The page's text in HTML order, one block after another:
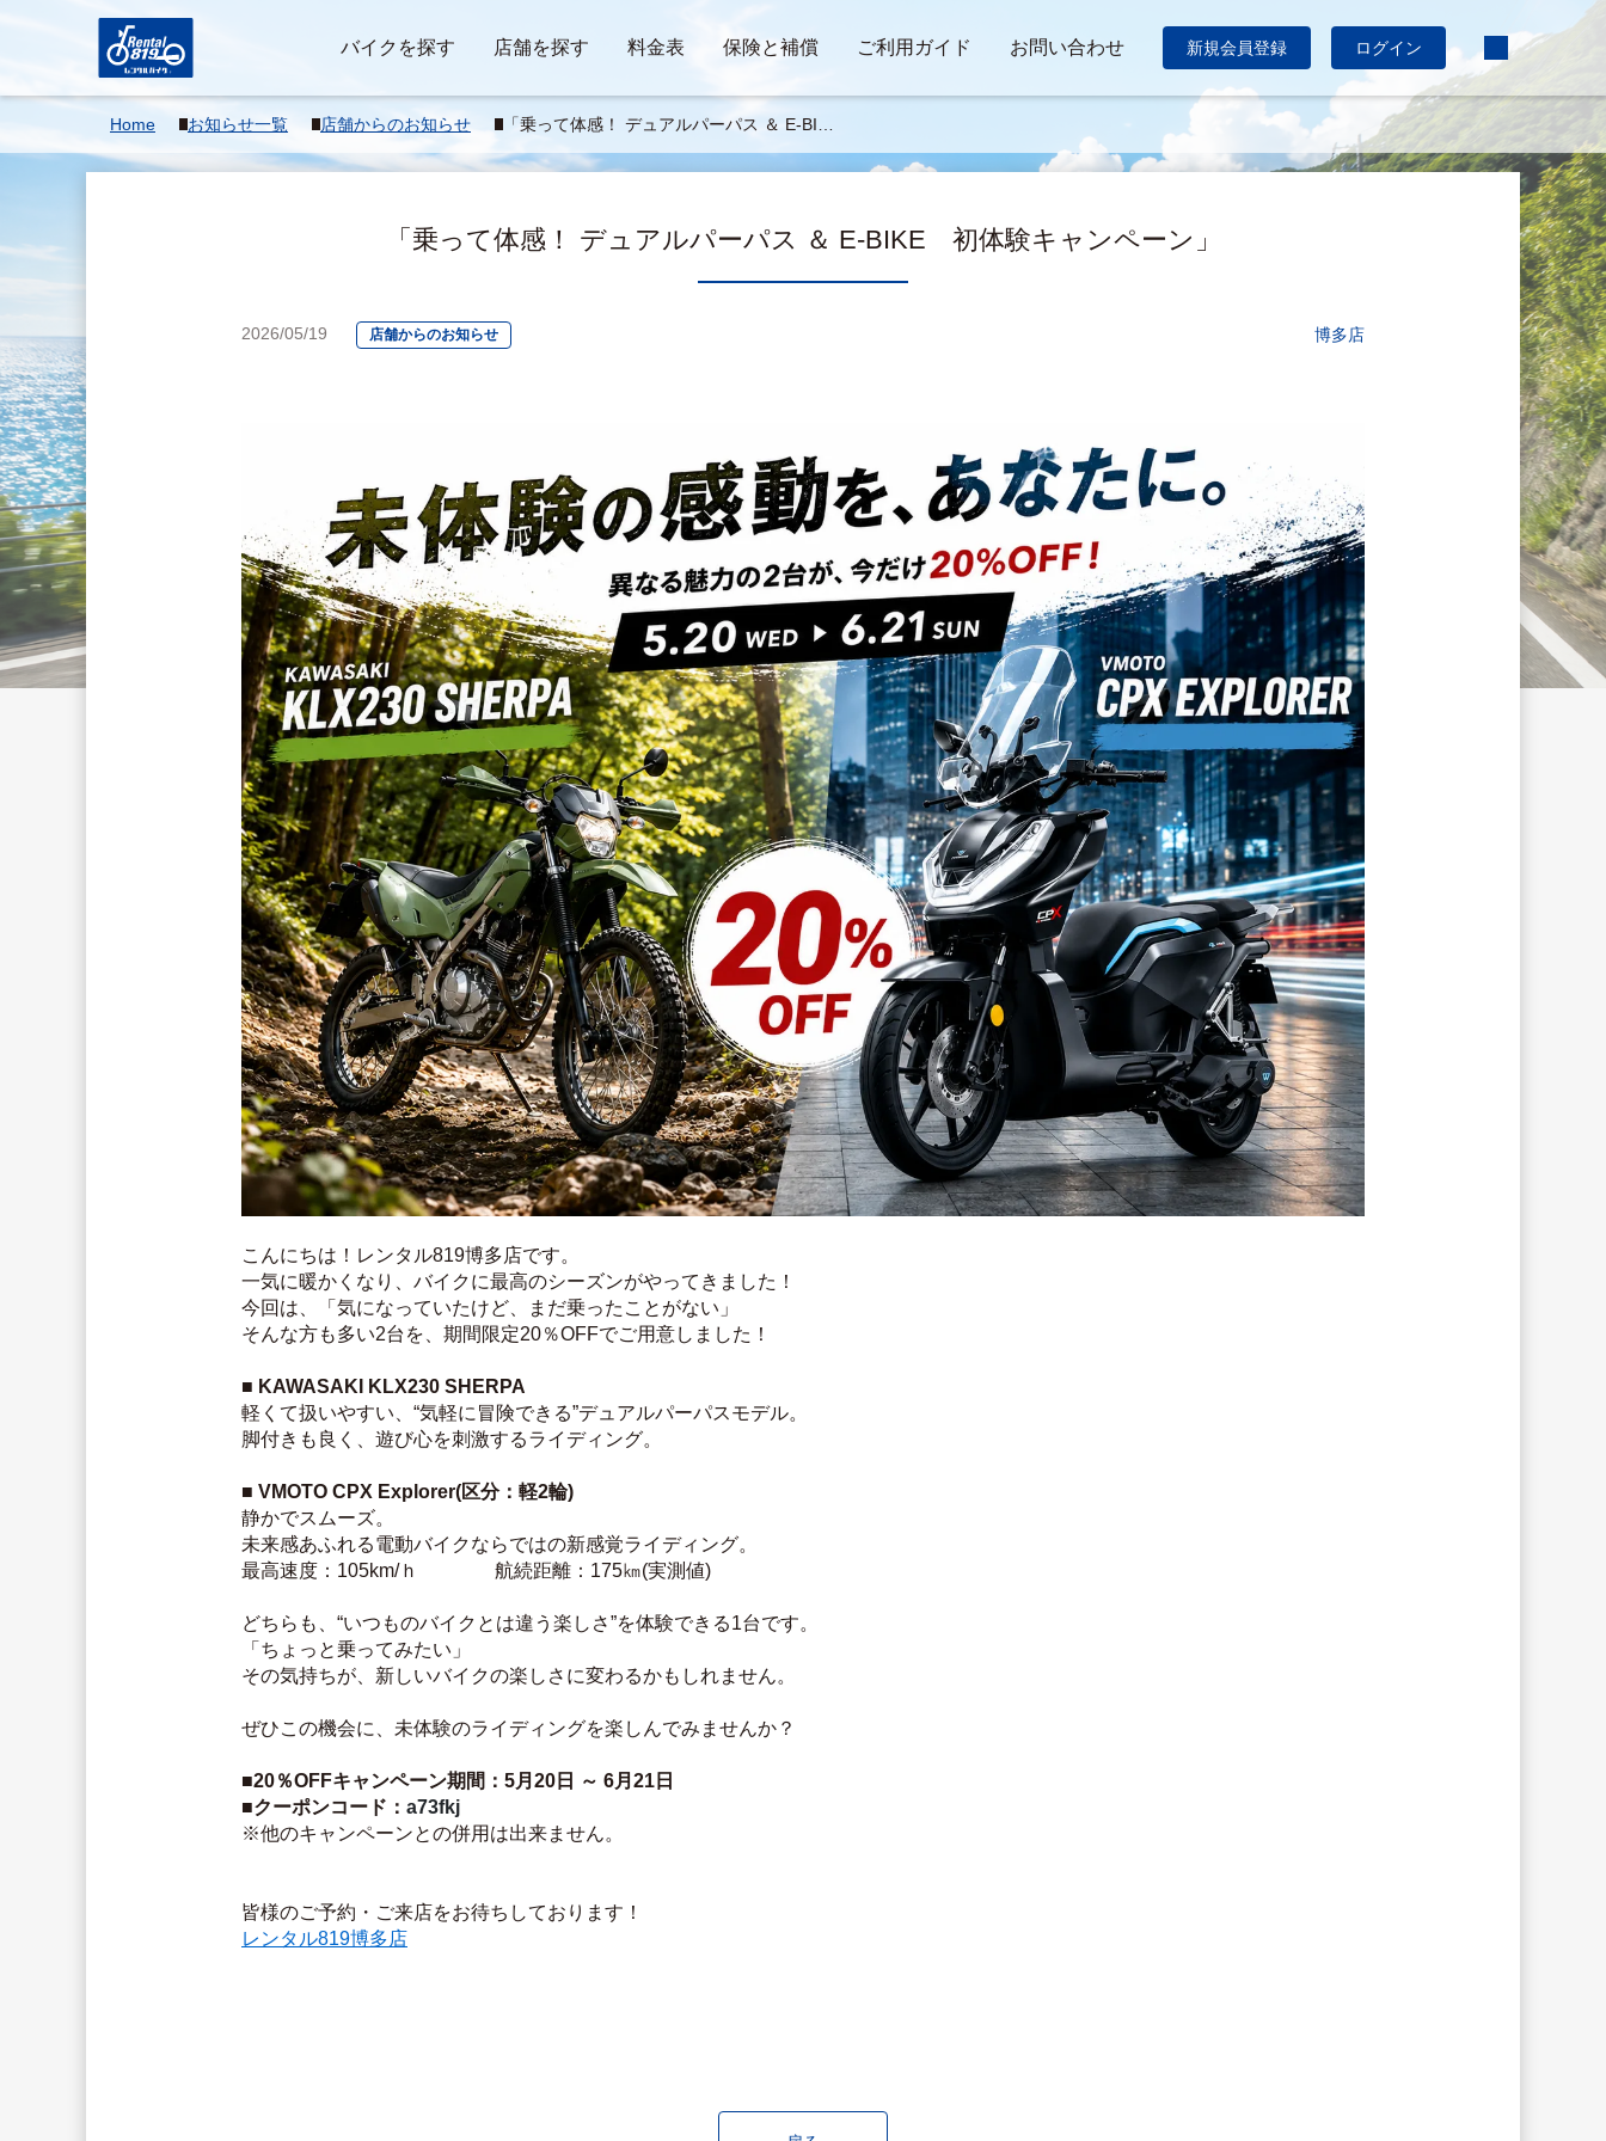
バイクを探す 店舗を探す 料金表 保険と補償 ご利用ガイド お問い合わせ 新規会員登録 ログイン
Home お知らせ一覧 店舗からのお知らせ
「乗って体感！ デュアルパーパス ＆ E-BIK
E 初体験キャンペーン」
「乗って体感！ デュアルパーパス ＆ E-BIKE 初体験キャンペーン」
2026/05/19 店舗からのお知らせ 博多店
こんにちは！レンタル819博多店です。
一気に暖かくなり、バイクに最高のシーズンがやってきました！
今回は、「気になっていたけど、まだ乗ったことがない」
そんな方も多い2台を、期間限定20％OFFでご用意しました！
■ KAWASAKI KLX230 SHERPA
軽くて扱いやすい、“気軽に冒険できる”デュアルパーパスモデル。
脚付きも良く、遊び心を刺激するライディング。
■ VMOTO CPX Explorer(区分：軽2輪)
静かでスムーズ。
未来感あふれる電動バイクならではの新感覚ライディング。
最高速度：105km/ｈ　　　　航続距離：175㎞(実測値)
どちらも、“いつものバイクとは違う楽しさ”を体験できる1台です。
「ちょっと乗ってみたい」
その気持ちが、新しいバイクの楽しさに変わるかもしれません。
ぜひこの機会に、未体験のライディングを楽しんでみませんか？
■20％OFFキャンペーン期間：5月20日 ～ 6月21日
■クーポンコード： a73fkj
※他のキャンペーンとの併用は出来ません。
皆様のご予約・ご来店をお待ちしております！
レンタル819博多店